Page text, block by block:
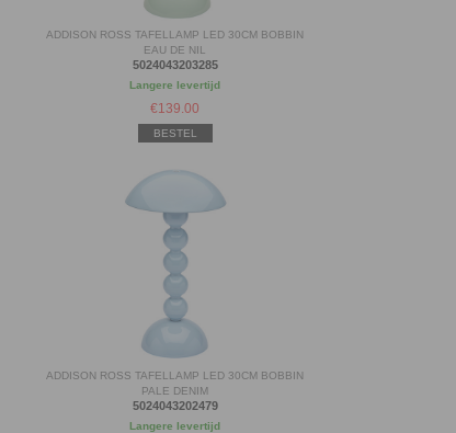
ADDISON ROSS TAFELLAMP LED 30CM BOBBIN
EAU DE NIL
5024043203285
Langere levertijd
€139.00
BESTEL
ADDISON ROSS TAFELLAMP LED 30CM BOBBIN
PALE DENIM
5024043202479
Langere levertijd